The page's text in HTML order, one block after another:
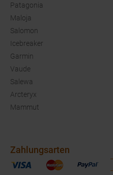
Patagonia
Maloja
Salomon
Icebreaker
Garmin
Vaude
Salewa
Arcteryx
Mammut
Zahlungsarten